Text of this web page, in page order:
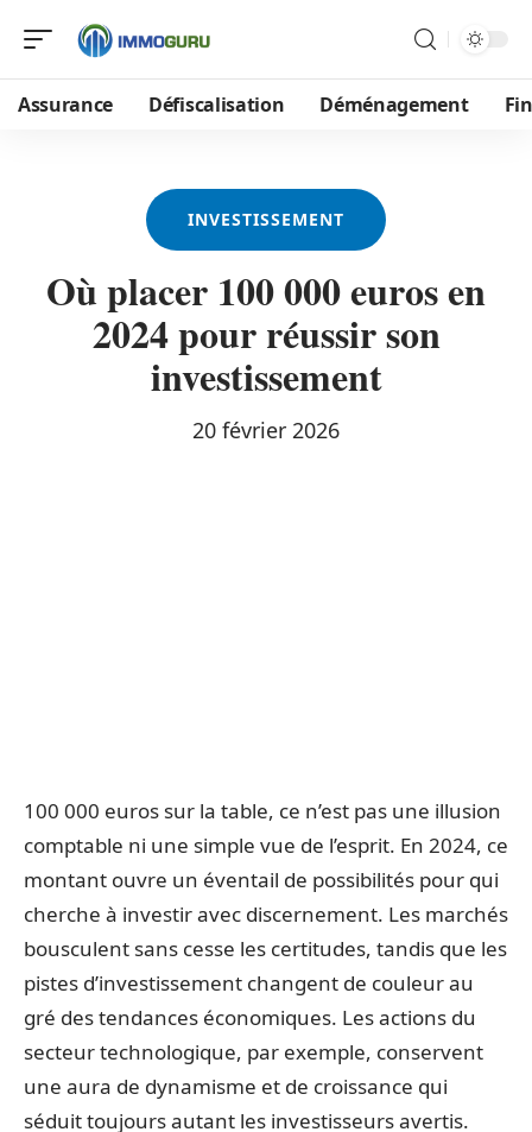
Assurance Défiscalisation Déménagement
INVESTISSEMENT
Où placer 100 000 euros en
2024 pour réussir son
investissement
20 février 2026
100 000 euros sur la table, ce n’est pas une illusion
comptable ni une simple vue de l’esprit. En 2024, ce
montant ouvre un éventail de possibilités pour qui
cherche à investir avec discernement. Les marchés
bousculent sans cesse les certitudes, tandis que les
pistes d’investissement changent de couleur au
gré des tendances économiques. Les actions du
secteur technologique, par exemple, conservent
une aura de dynamisme et de croissance qui
séduit toujours autant les investisseurs avertis.